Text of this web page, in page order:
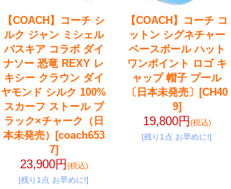
【COACH】コーチ シ
ルク ジャン ミシェル
バスキア コラボ ダイ
ナソー 恐竜 REXY レ
キシー クラウン ダイ
ヤモンド シルク 100%
スカーフ ストール ブ
ラック×チャーク（日
本未発売）
[coach653
7]
23,900円(税込)
[残り1点 お早めに!]
【COACH】コーチ コ
ットン シグネチャー
ベースボール ハット
ワンポイント ロゴ キ
ャップ 帽子 プール
〔日本未発売〕 [CH40
9]
19,800円(税込)
[残り1点 お早めに!]